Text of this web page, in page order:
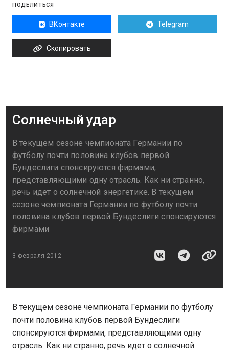
ПОДЕЛИТЬСЯ
ВКонтакте Telegram
Скопировать
Солнечный удар
В текущем сезоне чемпионата Германии по
футболу почти половина клубов первой
Бундеслиги спонсируются фирмами,
представляющими одну отрасль. Как ни странно,
речь идет о солнечной энергетике. В текущем
сезоне чемпионата Германии по футболу почти
половина клубов первой Бундеслиги спонсируются
фирмами
3 февраля 2012
В текущем сезоне чемпионата Германии по футболу
почти половина клубов первой Бундеслиги
спонсируются фирмами, представляющими одну
отрасль. Как ни странно, речь идет о солнечной